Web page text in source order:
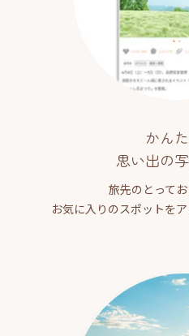
かん
思い出の
旅先のとってお
お気に入りのスポットを